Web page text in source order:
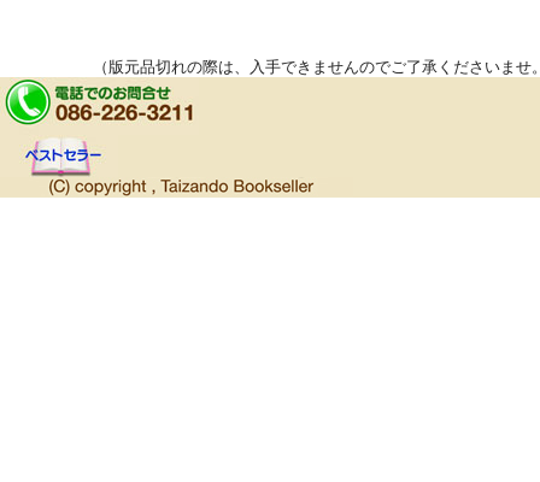
（版元品切れの際は、入手できませんのでご了承くださいませ